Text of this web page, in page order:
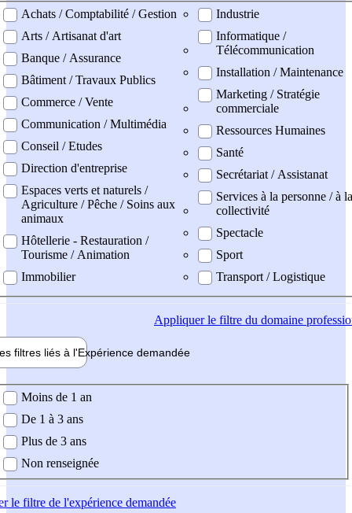
professionel
Achats / Comptabilité / Gestion
Arts / Artisanat d'art
Banque / Assurance
Bâtiment / Travaux Publics
Commerce / Vente
Communication / Multimédia
Conseil / Etudes
Direction d'entreprise
Espaces verts et naturels /
Agriculture / Pêche / Soins aux
animaux
Hôtellerie - Restauration /
Tourisme / Animation
Immobilier
Industrie
Informatique /
Télécommunication
Installation / Maintenance
Marketing / Stratégie
commerciale
Ressources Humaines
Santé
Secrétariat / Assistanat
Services à la personne / à la
collectivité
Spectacle
Sport
Transport / Logistique
Appliquerle filtre du domaine
filtres liés à l'Expérience demandée
demandée
Moins de 1 an
De 1 à 3 ans
Plus de 3 ans
Non renseignée
le filtre de l'expérience demandée